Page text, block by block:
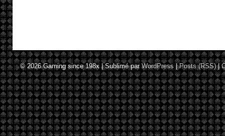
© 2026Gaming since 198x|Sublimé parWordPress |Posts (RSS)|